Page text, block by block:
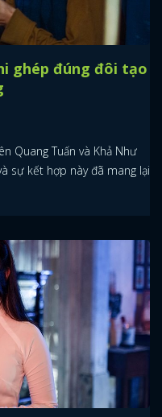
ghép đúng đôi tạo
Quang Tuấn và Khả Như
sự kết hợp này đã mang lại